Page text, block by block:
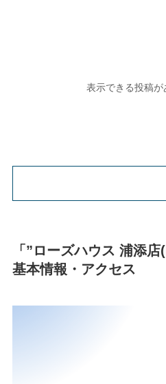
「”ローズハウス 浦添
基本情報・アクセス